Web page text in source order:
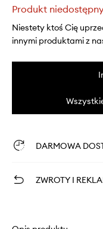
Produkt
Niestety ktoś Cię
innymi produktami z
DARMOWA
ZWROTY I